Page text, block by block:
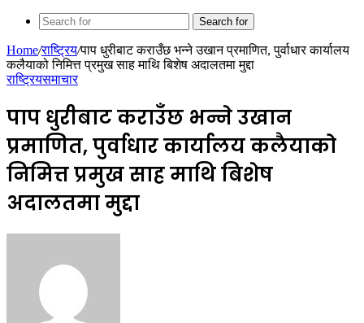
Search for
Home/राष्ट्रिय/पाप धुरीबाट कराउँछ भन्ने उखान प्रमाणित, पुर्वाधार कार्यालय
कलैयाको निमित्त प्रमुख साह माथि बिशेष अदालतमा मुद्दा
राष्ट्रियसमाचार
पाप धुरीबाट कराउँछ भन्ने उखान
प्रमाणित, पुर्वाधार कार्यालय कलैयाको
निमित्त प्रमुख साह माथि बिशेष
अदालतमा मुद्दा